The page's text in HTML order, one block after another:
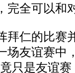
完全可以和
仁的比赛
场友谊赛中
只是友谊